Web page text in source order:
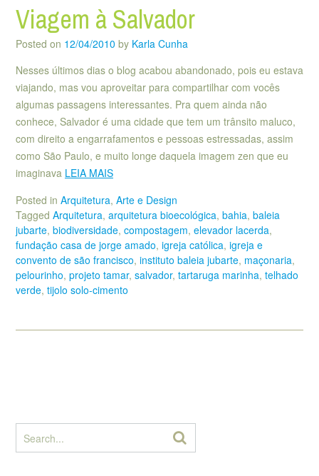
Viagem à Salvador
Posted on 12/04/2010 by Karla Cunha
Nesses últimos dias o blog acabou abandonado, pois eu estava
viajando, mas vou aproveitar para compartilhar com vocês
algumas passagens interessantes. Pra quem ainda não
conhece, Salvador é uma cidade que tem um trânsito maluco,
com direito a engarrafamentos e pessoas estressadas, assim
como São Paulo, e muito longe daquela imagem zen que eu
imaginava LEIA MAIS
Posted in Arquitetura, Arte e Design
Tagged Arquitetura, arquitetura bioecológica, bahia, baleia
jubarte, biodiversidade, compostagem, elevador lacerda,
fundação casa de jorge amado, igreja católica, igreja e
convento de são francisco, instituto baleia jubarte, maçonaria,
pelourinho, projeto tamar, salvador, tartaruga marinha, telhado
verde, tijolo solo-cimento